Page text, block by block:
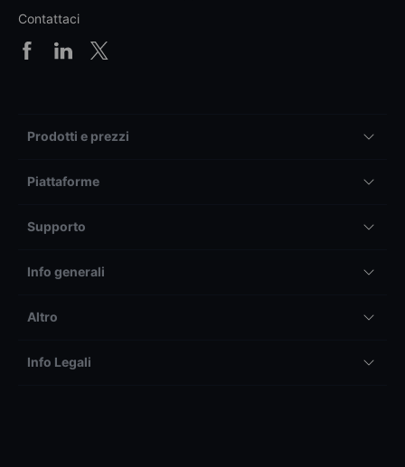
Contattaci
Prodotti e prezzi
Piattaforme
Supporto
Info generali
Altro
Info Legali